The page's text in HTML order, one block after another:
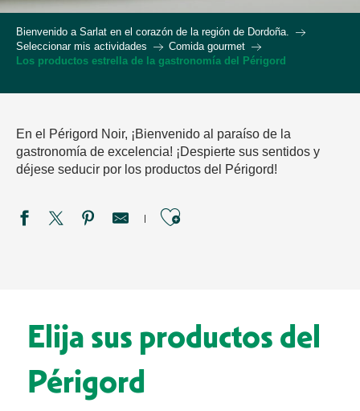
Bienvenido a Sarlat en el corazón de la región de Dordoña.
Seleccionar mis actividades
Comida gourmet
Los productos estrella de la gastronomía del Périgord
En el Périgord Noir, ¡Bienvenido al paraíso de la
gastronomía de excelencia! ¡Despierte sus sentidos y
déjese seducir por los productos del Périgord!
Ajouter aux
Elija sus productos del
Périgord